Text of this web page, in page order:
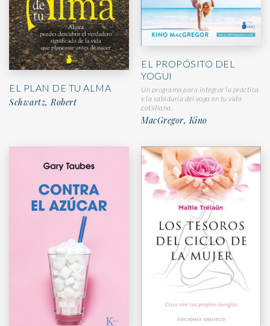
EL PLAN DE TU ALMA
Schwartz, Robert
EL PROPÓSITO DEL
YOGUI
Un programa para integrar la práctica
y la sabiduría del yoga en tu vida
cotidiana.
MacGregor, Kino